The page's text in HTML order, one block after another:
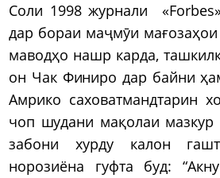
Соли 1998 журнали
дар бораи маҷмӯи мағозаҳои
маводҳо нашр карда,
он Чак Финиро дар байни
Амрико саховатмандтарин
чоп шудани мақолаи
забони хурду калон
норозиёна гуфта буд: